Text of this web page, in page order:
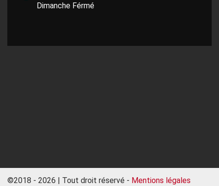
Dimanche Férmé
©2018 - 2026 | Tout droit réservé - Mentions légales